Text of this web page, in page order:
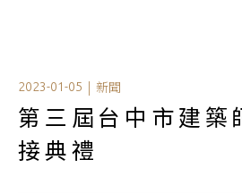
2023-01-05 | 新聞
第三屆台中市建築
接典禮